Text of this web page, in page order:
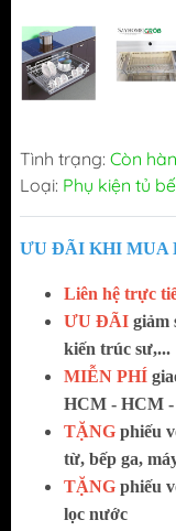
Tình trạng: Còn
Loại: Phụ kiện tủ
ƯU ĐÃI KHI MUA
Liên hệ trực
ƯU ĐÃI giảm
kiến trúc sư,...
MIỄN PHÍ
HCM - HCM
TẶNG phiếu
từ, bếp ga,
TẶNG phiếu
lọc nước